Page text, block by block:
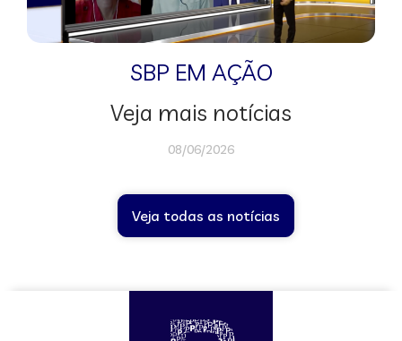
SBP EM AÇÃO
Veja mais notícias
08/06/2026
Veja todas as notícias